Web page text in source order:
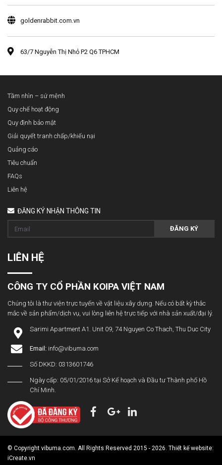
goldenrabbit.com.vn
63/7 Nguyễn Thị Nhỏ P2 Q6 TPHCM
Tầm nhìn – sứ mệnh
Quy chế hoạt động
Quy định bảo mật
Giải quyết tranh chấp/khiếu nại
Quảng cáo
Tiêu chuẩn
FAQs
Liên hệ
ĐĂNG KÝ NHẬN THÔNG TIN
ĐĂNG KÝ
LIÊN HỆ
CÔNG TY CỔ PHẦN KOIPA VIỆT NAM
Chúng tôi là thư viện trực tuyến về vật liệu xây dựng. Nếu có bất kỳ thắc
mắc về sản phẩm/dịch vụ, vui lòng liên hệ trực tiếp với nhà sản xuất/đại lý.
Sarimi Apartment A1. Unit 09, 74 Nguyen Co Thach, Thu Duc City
Email: info@vibuma.com
Số DKKD: 0313601746
Ngày cấp: 05/01/2016 tại Sở Kế hoạch và Đầu tư Thành phố Hồ
Chí Minh.
© Copyright vibuma.com. All Rights Reserved 2015 - 2026. Thiết kế website:
iCreate.vn